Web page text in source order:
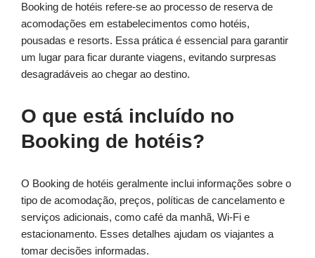
Booking de hotéis refere-se ao processo de reserva de
acomodações em estabelecimentos como hotéis,
pousadas e resorts. Essa prática é essencial para garantir
um lugar para ficar durante viagens, evitando surpresas
desagradáveis ao chegar ao destino.
O que está incluído no
Booking de hotéis?
O Booking de hotéis geralmente inclui informações sobre o
tipo de acomodação, preços, políticas de cancelamento e
serviços adicionais, como café da manhã, Wi-Fi e
estacionamento. Esses detalhes ajudam os viajantes a
tomar decisões informadas.